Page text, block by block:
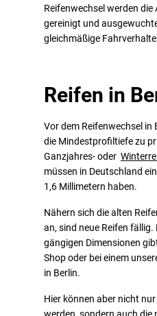
Reifenwechsel werden
gereinigt und
gleichmäßige
Reifen in
Vor dem Reifenwechsel in
die Mindestprofiltiefe zu
Ganzjahres- oder
müssen in Deutschland
1,6 Millimetern haben.
Nähern sich die alten
an, sind neue Reifen fällig.
gängigen Dimensionen
Shop oder bei einem
in Berlin.
Hier können aber nicht